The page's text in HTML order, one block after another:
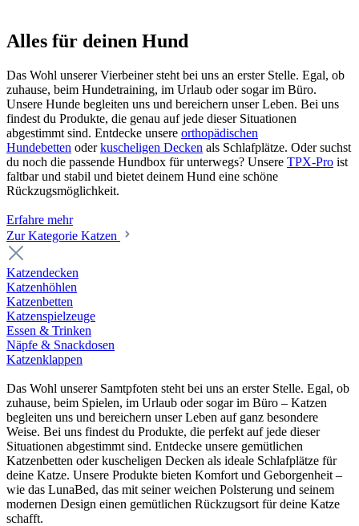
Alles für deinen Hund
Das Wohl unserer Vierbeiner steht bei uns an erster Stelle. Egal, ob
zuhause, beim Hundetraining, im Urlaub oder sogar im Büro.
Unsere Hunde begleiten uns und bereichern unser Leben. Bei uns
findest du Produkte, die genau auf jede dieser Situationen
abgestimmt sind. Entdecke unsere orthopädischen
Hundebetten oderkuscheligen Decken als Schlafplätze. Oder suchst
du noch die passende Hundbox für unterwegs? Unsere TPX-Pro ist
faltbar und stabil und bietet deinem Hund eine schöne
Rückzugsmöglichkeit.
Erfahre mehr
Zur Kategorie Katzen
Katzendecken
Katzenhöhlen
Katzenbetten
Katzenspielzeuge
Essen & Trinken
Näpfe & Snackdosen
Katzenklappen
Das Wohl unserer Samtpfoten steht bei uns an erster Stelle. Egal, ob
zuhause, beim Spielen, im Urlaub oder sogar im Büro – Katzen
begleiten uns und bereichern unser Leben auf ganz besondere
Weise. Bei uns findest du Produkte, die perfekt auf jede dieser
Situationen abgestimmt sind. Entdecke unsere gemütlichen
Katzenbetten oder kuscheligen Decken als ideale Schlafplätze für
deine Katze. Unsere Produkte bieten Komfort und Geborgenheit –
wie das LunaBed, das mit seiner weichen Polsterung und seinem
modernen Design einen gemütlichen Rückzugsort für deine Katze
schafft.